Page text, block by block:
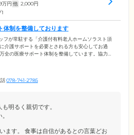
万円 他 2,000円
体制を整備しております
フが常駐する「介護付有料老人ホームソラスト須
介護サポートを必要とされる方も安心してお過
全の医療サポート体制を整備しています。協力
の健やかな暮らしを心身両面からサポート。そ
析治療中の方、褥瘡(床ずれ)の処置が必要な方な
078-741-2785
明るく親切です。
ます。 食事は自信があるとの言葉どお